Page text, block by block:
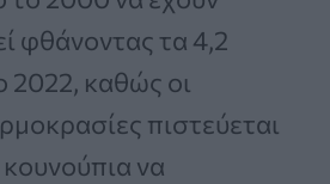
φθάνοντας τα 4,2
2022, καθώς οι
πιστεύεται
να